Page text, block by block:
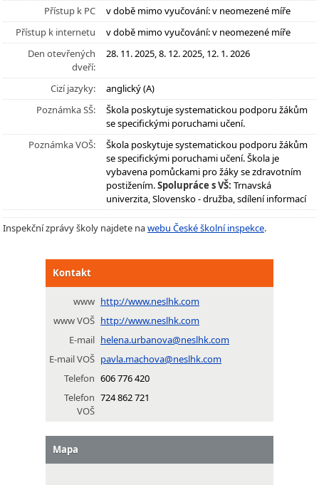
Přístup k PC
v době mimo vyučování: v neomezené míře
Přístup k internetu
v době mimo vyučování: v neomezené míře
Den otevřených
dveří:
28. 11. 2025, 8. 12. 2025, 12. 1. 2026
Cizí jazyky:
anglický (A)
Poznámka SŠ:
Škola poskytuje systematickou podporu žákům
se specifickými poruchami učení.
Poznámka VOŠ:
Škola poskytuje systematickou podporu žákům
se specifickými poruchami učení. Škola je
vybavena pomůckami pro žáky se zdravotním
postižením.Spolupráce s VŠ: Trnavská
univerzita, Slovensko - družba, sdílení informací
Inspekční zprávy školy najdete nawebu České školní inspekce.
Kontakt
www http://www.neslhk.com
www VOŠ http://www.neslhk.com
E-mail helena.urbanova@neslhk.com
E-mail VOŠ pavla.machova@neslhk.com
Telefon 606 776 420
Telefon
VOŠ
724 862 721
Mapa